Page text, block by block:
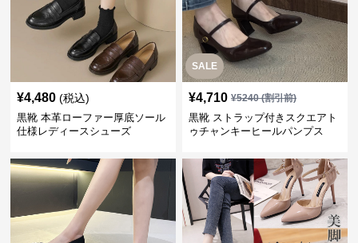
¥4,480 (税込)
黒靴 本革ローファー厚底ソール
仕様レディースシューズ
SALE
¥4,710 ¥5240(割引前)
黒靴 ストラップ付きスクエアト
ゥチャンキーヒールパンプス